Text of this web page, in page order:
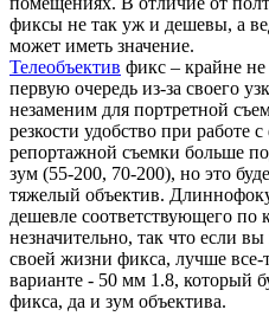
фиксы не так уж и дешевы, а
может иметь значение.
Телеобъектив фикс – крайне
первую очередь из-за своего
незаменим для портретной
резкости удобство при работе
репортажной съемки больше
зум (55-200, 70-200), но это
тяжелый объектив.
дешевле соответствующего по
незначительно, так что если
своей жизни фикса, лучше все-
варианте - 50 мм 1.8, который
фикса, да и зум объектива.